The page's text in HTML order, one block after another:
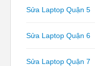
Sửa Laptop Quận 5
Sửa Laptop Quận 6
Sửa Laptop Quận 7